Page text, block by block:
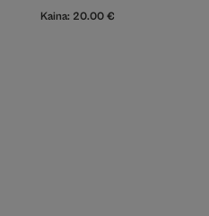
Kaina: 20.00 €